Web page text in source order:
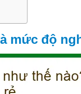
mức độ